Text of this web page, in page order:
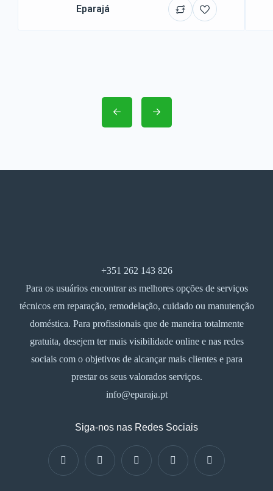
Eparajá
+351 262 143 826
Para os usuários encontrar as melhores opções de serviços
técnicos em reparação, remodelação, cuidado ou manutenção
doméstica. Para profissionais que de maneira totalmente
gratuita, desejem ter mais visibilidade online e nas redes
sociais com o objetivos de alcançar mais clientes e para
prestar os seus valorados serviços.
info@eparaja.pt
Siga-nos nas Redes Sociais